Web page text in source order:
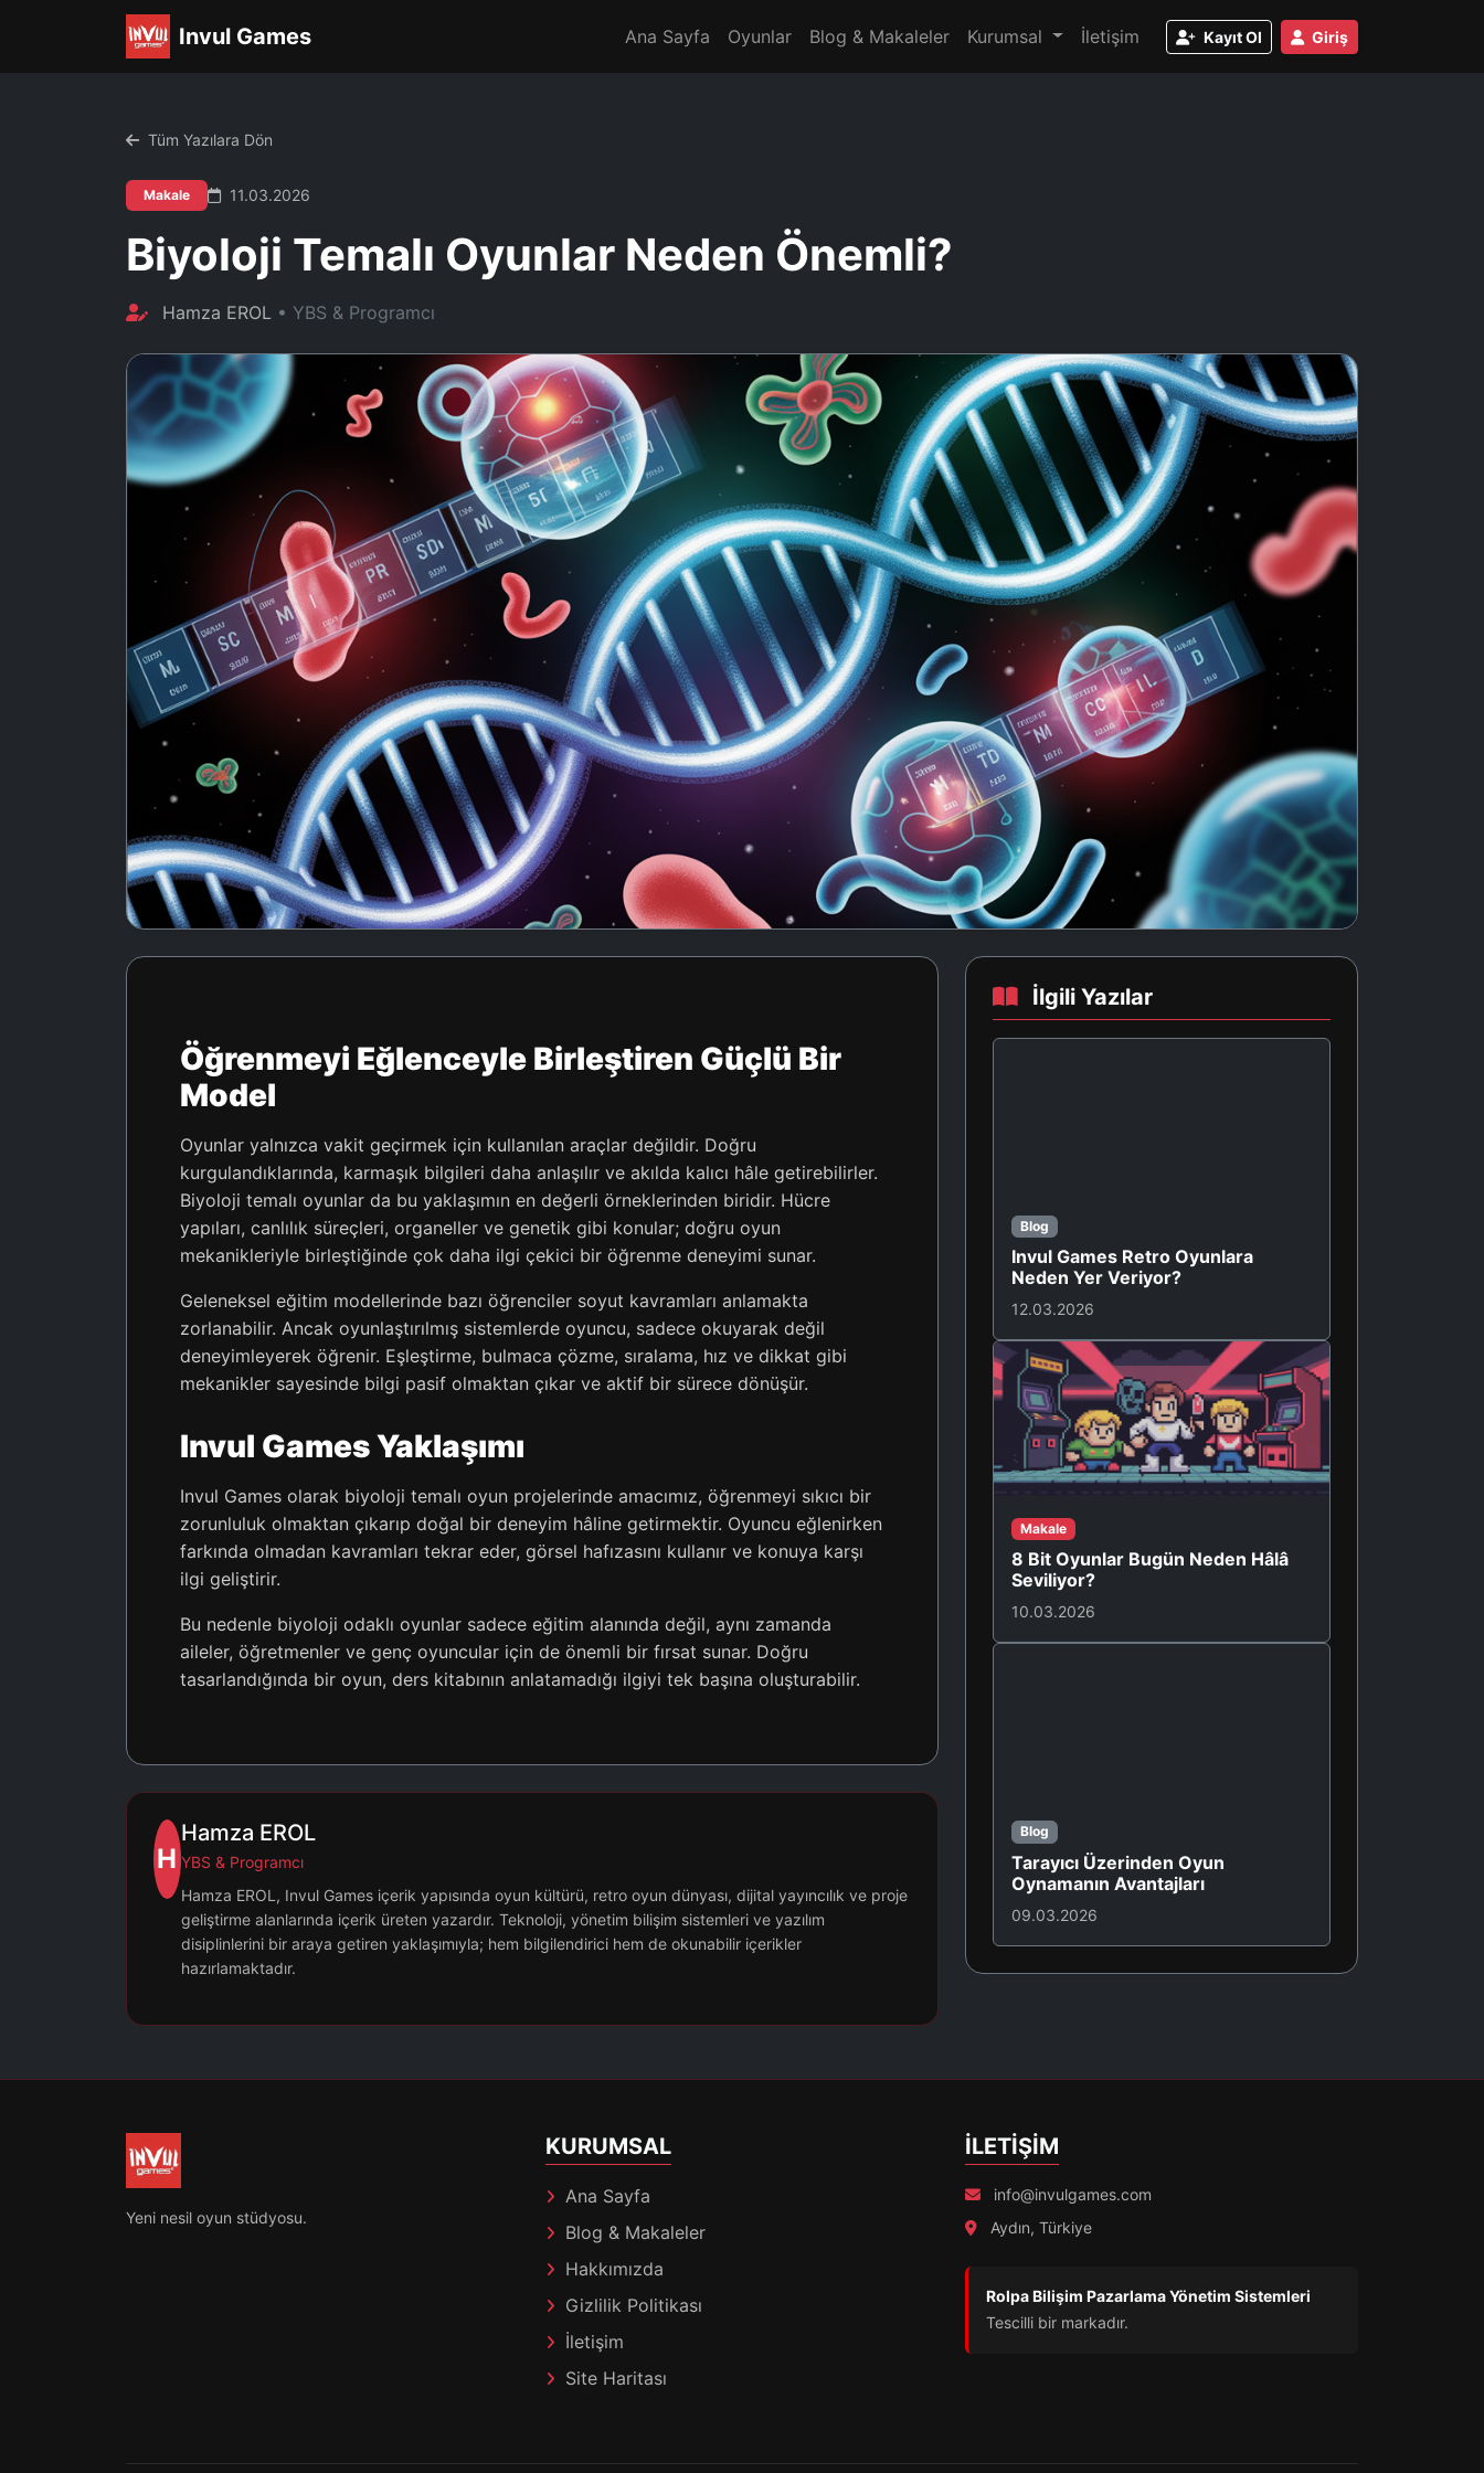
Invul Games Ana Sayfa Oyunlar Blog & Makaleler Kurumsal İletişim Kayıt Ol Giriş
Tüm Yazılara Dön
Makale 11.03.2026
Biyoloji Temalı Oyunlar Neden Önemli?
Hamza EROL • YBS & Programcı
Öğrenmeyi Eğlenceyle Birleştiren Güçlü Bir
Model
Oyunlar yalnızca vakit geçirmek için kullanılan araçlar değildir. Doğru
kurgulandıklarında, karmaşık bilgileri daha anlaşılır ve akılda kalıcı hâle getirebilirler.
Biyoloji temalı oyunlar da bu yaklaşımın en değerli örneklerinden biridir. Hücre
yapıları, canlılık süreçleri, organeller ve genetik gibi konular; doğru oyun
mekanikleriyle birleştiğinde çok daha ilgi çekici bir öğrenme deneyimi sunar.
Geleneksel eğitim modellerinde bazı öğrenciler soyut kavramları anlamakta
zorlanabilir. Ancak oyunlaştırılmış sistemlerde oyuncu, sadece okuyarak değil
deneyimleyerek öğrenir. Eşleştirme, bulmaca çözme, sıralama, hız ve dikkat gibi
mekanikler sayesinde bilgi pasif olmaktan çıkar ve aktif bir sürece dönüşür.
Invul Games Yaklaşımı
Invul Games olarak biyoloji temalı oyun projelerinde amacımız, öğrenmeyi sıkıcı bir
zorunluluk olmaktan çıkarıp doğal bir deneyim hâline getirmektir. Oyuncu eğlenirken
farkında olmadan kavramları tekrar eder, görsel hafızasını kullanır ve konuya karşı
ilgi geliştirir.
Bu nedenle biyoloji odaklı oyunlar sadece eğitim alanında değil, aynı zamanda
aileler, öğretmenler ve genç oyuncular için de önemli bir fırsat sunar. Doğru
tasarlandığında bir oyun, ders kitabının anlatamadığı ilgiyi tek başına oluşturabilir.
H
Hamza EROL
YBS & Programcı
Hamza EROL, Invul Games içerik yapısında oyun kültürü, retro oyun dünyası, dijital yayıncılık ve proje
geliştirme alanlarında içerik üreten yazardır. Teknoloji, yönetim bilişim sistemleri ve yazılım
disiplinlerini bir araya getiren yaklaşımıyla; hem bilgilendirici hem de okunabilir içerikler
hazırlamaktadır.
İlgili Yazılar
Blog
Invul Games Retro Oyunlara
Neden Yer Veriyor?
12.03.2026
Makale
8 Bit Oyunlar Bugün Neden Hâlâ
Seviliyor?
10.03.2026
Blog
Tarayıcı Üzerinden Oyun
Oynamanın Avantajları
09.03.2026
Yeni nesil oyun stüdyosu.
KURUMSAL
Ana Sayfa
Blog & Makaleler
Hakkımızda
Gizlilik Politikası
İletişim
Site Haritası
İLETIŞIM
info@invulgames.com
Aydın, Türkiye
Rolpa Bilişim Pazarlama Yönetim Sistemleri
Tescilli bir markadır.